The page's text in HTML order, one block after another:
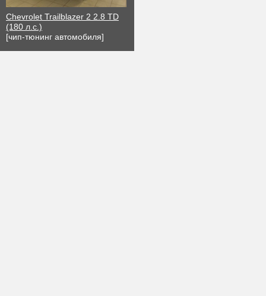
Chevrolet Trailblazer 2 2.8 TD
(180 л.с.)
[чип-тюнинг автомобиля]